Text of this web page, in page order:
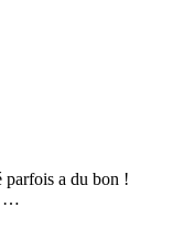
a du bon !
…